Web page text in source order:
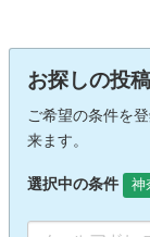
お探しの投
ご希望の条件を
来ます。
選択中の条件 神